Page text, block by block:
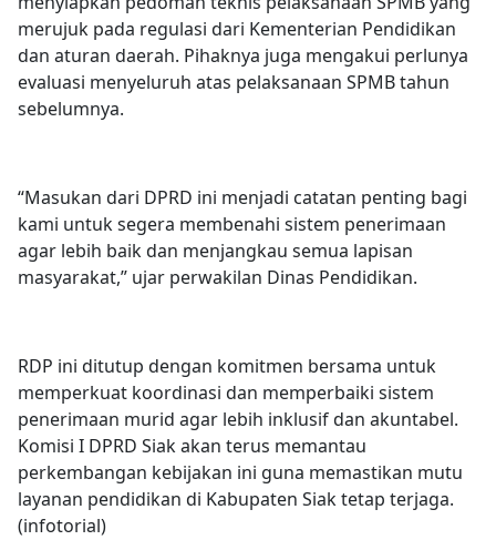
merujuk pada regulasi dari Kementerian Pendidikan
dan aturan daerah. Pihaknya juga mengakui perlunya
evaluasi menyeluruh atas pelaksanaan SPMB tahun
sebelumnya.
“Masukan dari DPRD ini menjadi catatan penting bagi
kami untuk segera membenahi sistem penerimaan
agar lebih baik dan menjangkau semua lapisan
masyarakat,” ujar perwakilan Dinas Pendidikan.
RDP ini ditutup dengan komitmen bersama untuk
memperkuat koordinasi dan memperbaiki sistem
penerimaan murid agar lebih inklusif dan akuntabel.
Komisi I DPRD Siak akan terus memantau
perkembangan kebijakan ini guna memastikan mutu
layanan pendidikan di Kabupaten Siak tetap terjaga.
(infotorial)